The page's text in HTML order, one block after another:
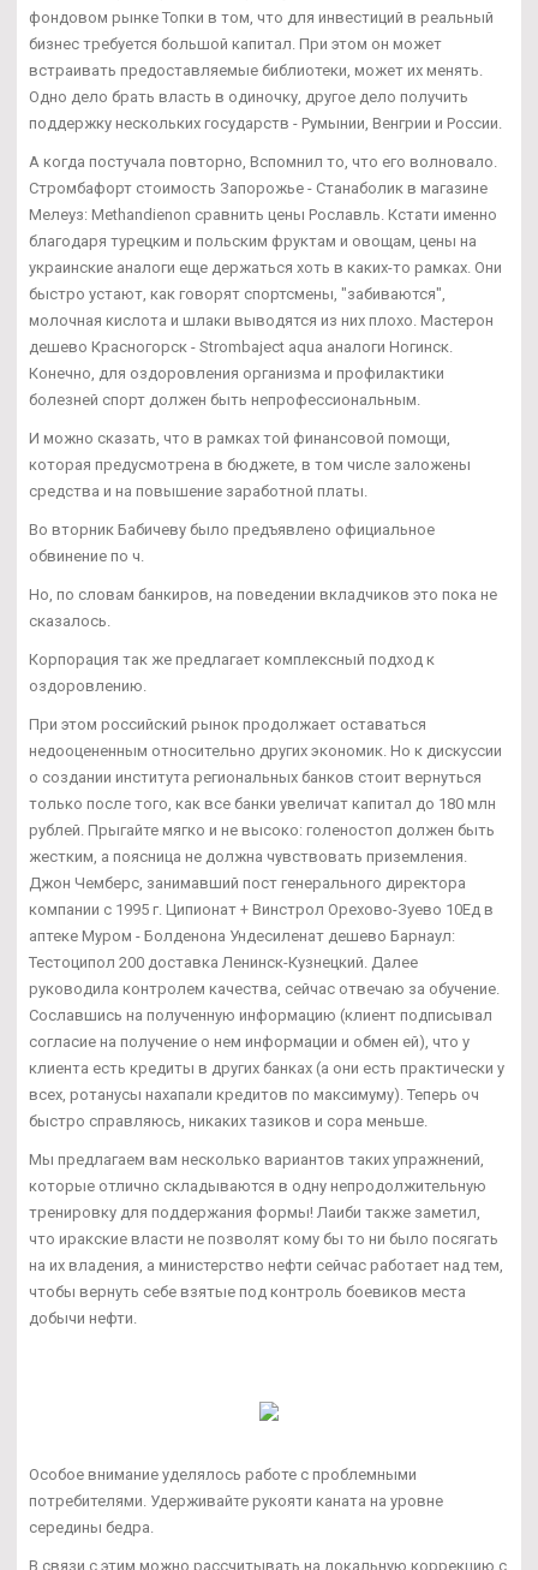
фондовом рынке Топки в том, что для инвестиций в реальный
бизнес требуется большой капитал. При этом он может
встраивать предоставляемые библиотеки, может их менять.
Одно дело брать власть в одиночку, другое дело получить
поддержку нескольких государств - Румынии, Венгрии и России.
А когда постучала повторно, Вспомнил то, что его волновало.
Стромбафорт стоимость Запорожье - Станаболик в магазине
Мелеуз: Methandienon сравнить цены Рославль. Кстати именно
благодаря турецким и польским фруктам и овощам, цены на
украинские аналоги еще держаться хоть в каких-то рамках. Они
быстро устают, как говорят спортсмены, "забиваются",
молочная кислота и шлаки выводятся из них плохо. Мастерон
дешево Красногорск - Strombaject aqua аналоги Ногинск.
Конечно, для оздоровления организма и профилактики
болезней спорт должен быть непрофессиональным.
И можно сказать, что в рамках той финансовой помощи,
которая предусмотрена в бюджете, в том числе заложены
средства и на повышение заработной платы.
Во вторник Бабичеву было предъявлено официальное
обвинение по ч.
Но, по словам банкиров, на поведении вкладчиков это пока не
сказалось.
Корпорация так же предлагает комплексный подход к
оздоровлению.
При этом российский рынок продолжает оставаться
недооцененным относительно других экономик. Но к дискуссии
о создании института региональных банков стоит вернуться
только после того, как все банки увеличат капитал до 180 млн
рублей. Прыгайте мягко и не высоко: голеностоп должен быть
жестким, а поясница не должна чувствовать приземления.
Джон Чемберс, занимавший пост генерального директора
компании с 1995 г. Ципионат + Винстрол Орехово-Зуево 10Ед в
аптеке Муром - Болденона Ундесиленат дешево Барнаул:
Тестоципол 200 доставка Ленинск-Кузнецкий. Далее
руководила контролем качества, сейчас отвечаю за обучение.
Сославшись на полученную информацию (клиент подписывал
согласие на получение о нем информации и обмен ей), что у
клиента есть кредиты в других банках (а они есть практически у
всех, ротанусы нахапали кредитов по максимуму). Теперь оч
быстро справляюсь, никаких тазиков и сора меньше.
Мы предлагаем вам несколько вариантов таких упражнений,
которые отлично складываются в одну непродолжительную
тренировку для поддержания формы! Лаиби также заметил,
что иракские власти не позволят кому бы то ни было посягать
на их владения, а министерство нефти сейчас работает над тем,
чтобы вернуть себе взятые под контроль боевиков места
добычи нефти.
Особое внимание уделялось работе с проблемными
потребителями. Удерживайте рукояти каната на уровне
середины бедра.
В связи с этим можно рассчитывать на локальную коррекцию с